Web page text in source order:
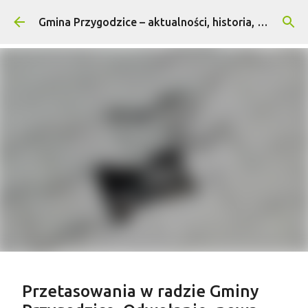
Przejdź do głównej zawartości Gmina Przygodzice – aktualności, historia, turystyka
Przetasowania w radzie Gminy